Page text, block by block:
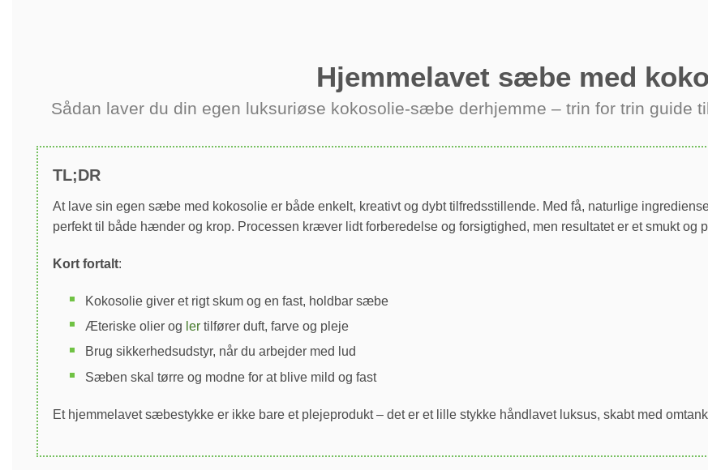
Hjemmelavet sæbe med
Sådan laver du din egen luksuriøse kokosolie-sæbe derhjemme – trin for trin guide
TL;DR
At lave sin egen sæbe med kokosolie er både enkelt, kreativt og dybt tilfredsstillende. Med få, naturlige
perfekt til både hænder og krop. Processen kræver lidt forberedelse og forsigtighed, men resultatet er et smukt og
Kort fortalt:
Kokosolie giver et rigt skum og en fast, holdbar sæbe
Æteriske olier og lertilfører duft, farve og pleje
Brug sikkerhedsudstyr, når du arbejder med lud
Sæben skal tørre og modne for at blive mild og fast
Et hjemmelavet sæbestykke er ikke bare et plejeprodukt – det er et lille stykke håndlavet luksus, skabt med